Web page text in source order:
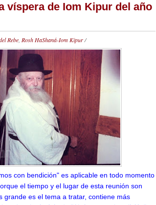
víspera de Iom Kipur del año
Rebe Rosh HaShaná-Iom Kipur/
con bendición" es aplicable en todo momento
el tiempo y el lugar de esta reunión son
grande es el tema a tratar, contiene más